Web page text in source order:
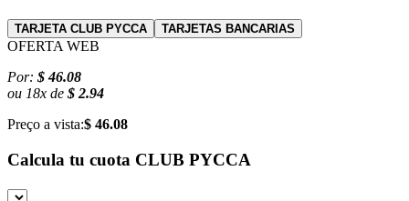
TARJETA CLUB PYCCA TARJETAS BANCARIAS
OFERTA WEB
Por: $ 46.08
ou 18x de $ 2.94
Preço a vista:$ 46.08
Calcula tu cuota CLUB PYCCA